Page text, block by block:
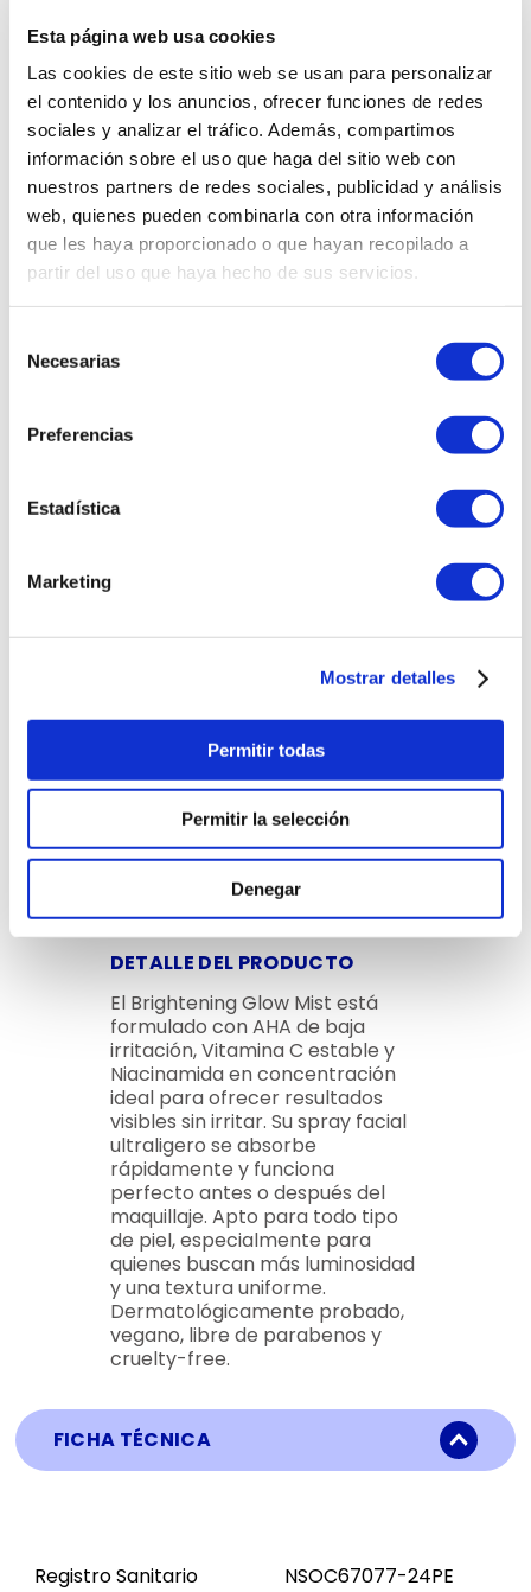
Esta página web usa cookies
Las cookies de este sitio web se usan para personalizar
el contenido y los anuncios, ofrecer funciones de redes
sociales y analizar el tráfico. Además, compartimos
información sobre el uso que haga del sitio web con
nuestros partners de redes sociales, publicidad y análisis
web, quienes pueden combinarla con otra información
que les haya proporcionado o que hayan recopilado a
partir del uso que haya hecho de sus servicios.
Necesarias
Preferencias
Estadística
Marketing
Mostrar detalles
Permitir todas
Permitir la selección
Denegar
BENEFICIOS
Transforma tu piel en segundos
suavemente para revelar una
luminosidad y unifica el tono. La
fortalece la barrera cutánea,
desde el primer uso. Ideal para
DETALLE DEL PRODUCTO
El Brightening Glow Mist está
formulado con AHA de baja
irritación, Vitamina C estable y
Niacinamida en concentración
ideal para ofrecer resultados
visibles sin irritar. Su spray facial
ultraligero se absorbe
rápidamente y funciona
perfecto antes o después del
maquillaje. Apto para todo tipo
de piel, especialmente para
quienes buscan más luminosidad
y una textura uniforme.
Dermatológicamente probado,
vegano, libre de parabenos y
cruelty-free.
FICHA TÉCNICA
Registro Sanitario NSOC67077-24PE